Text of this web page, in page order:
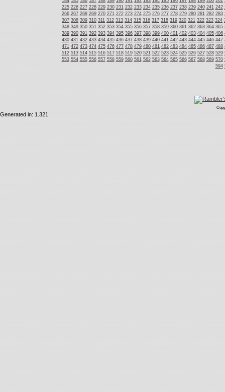
225 226 227 228 229 230 231 232 233 234 235 236 237 238 239 240 241 242
266 267 268 269 270 271 272 273 274 275 276 277 278 279 280 281 282 283
307 308 309 310 311 312 313 314 315 316 317 318 319 320 321 322 323 324
348 349 350 351 352 353 354 355 356 357 358 359 360 361 362 363 364 365
389 390 391 392 393 394 395 396 397 398 399 400 401 402 403 404 405 406
430 431 432 433 434 435 436 437 438 439 440 441 442 443 444 445 446 447
471 472 473 474 475 476 477 478 479 480 481 482 483 484 485 486 487 488
512 513 514 515 516 517 518 519 520 521 522 523 524 525 526 527 528 529
553 554 555 556 557 558 559 560 561 562 563 564 565 566 567 568 569 570
594
Generated in: 1.321